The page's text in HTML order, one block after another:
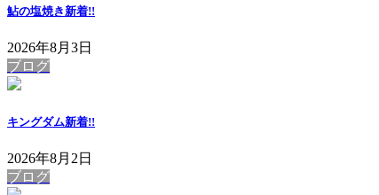
鮎の塩焼き新着!!
2026年8月3日
ブログ
キングダム新着!!
2026年8月2日
ブログ